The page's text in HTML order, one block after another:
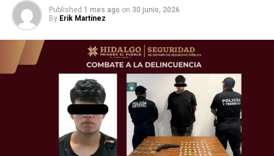
Published 1 mes ago on 30 junio, 2026
By Erik Martinez